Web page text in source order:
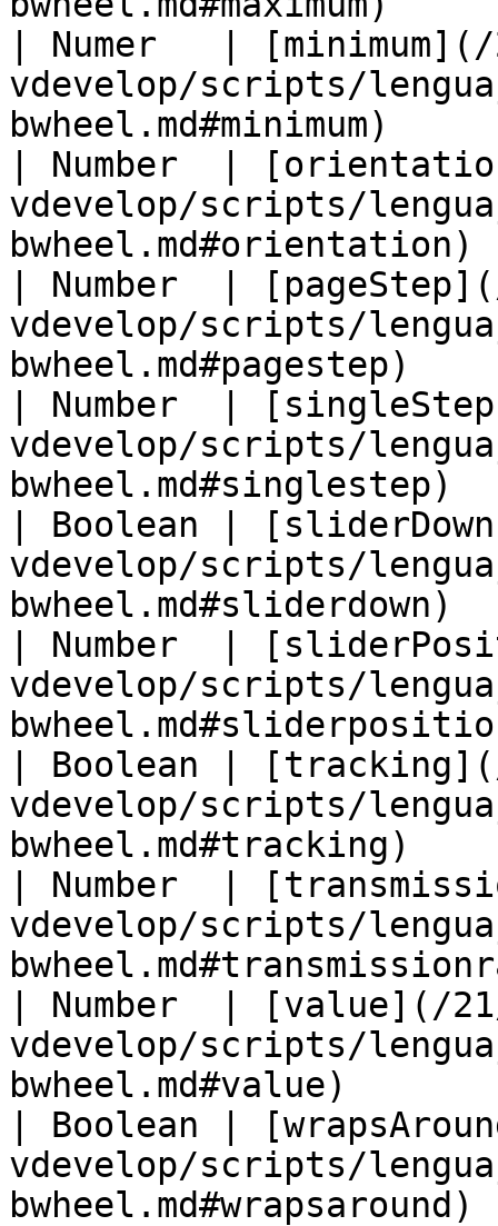
| Numer   |
vdevelop/scripts/
| Number  |
vdevelop/scripts/
| Number  |
vdevelop/scripts/
| Number  |
vdevelop/scripts/
| Boolean |
vdevelop/scripts/
| Number  |
vdevelop/scripts/
| Boolean |
vdevelop/scripts/
| Number  |
vdevelop/scripts/
| Number  | [value](/
vdevelop/scripts/
| Boolean |
vdevelop/scripts/